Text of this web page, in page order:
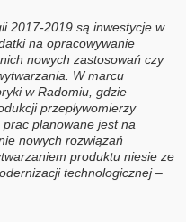
2017-2019 są inwestycje w
na opracowywanie
nowych zastosowań czy
W marcu
w Radomiu, gdzie
przepływomierzy
planowane jest na
nowych rozwiązań
produktu niesie ze
technologicznej –